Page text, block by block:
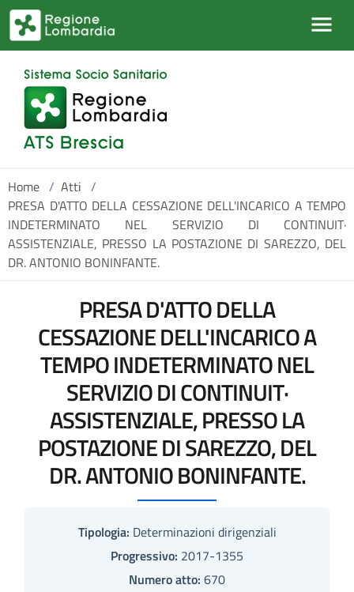
Salta al contenuto principale
Home / Atti /
PRESA D'ATTO DELLA CESSAZIONE DELL'INCARICO A TEMPO
INDETERMINATO NEL SERVIZIO DI CONTINUIT·
ASSISTENZIALE, PRESSO LA POSTAZIONE DI SAREZZO, DEL
DR. ANTONIO BONINFANTE.
PRESA D'ATTO DELLA
CESSAZIONE DELL'INCARICO A
TEMPO INDETERMINATO NEL
SERVIZIO DI CONTINUIT·
ASSISTENZIALE, PRESSO LA
POSTAZIONE DI SAREZZO, DEL
DR. ANTONIO BONINFANTE.
Tipologia: Determinazioni dirigenziali
Progressivo: 2017-1355
Numero atto: 670